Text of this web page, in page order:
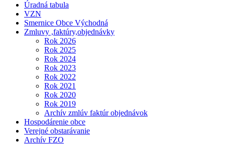
Úradná tabula
VZN
Smernice Obce Východná
Zmluvy ,faktúry,objednávky
Rok 2026
Rok 2025
Rok 2024
Rok 2023
Rok 2022
Rok 2021
Rok 2020
Rok 2019
Archív zmlúv faktúr objednávok
Hospodárenie obce
Verejné obstarávanie
Archív FZO